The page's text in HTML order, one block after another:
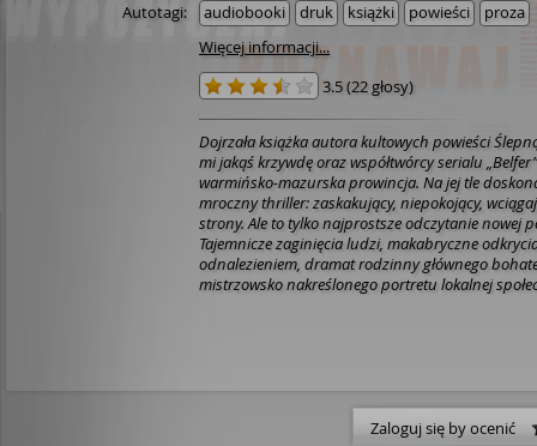
Autotagi: audiobooki druk książki powieści
proza
Więcej informacji...
3.5(22 głosy)
Dojrzała książka autora kultowych powieści
mi jakąś krzywdęoraz współtwórcy serialu „Belfer”
warmińsko-mazurska prowincja. Na jej tle
mroczny thriller: zaskakujący, niepokojący,
strony. Ale to tylko najprostsze odczytanie nowej
Tajemnicze zaginięcia ludzi, makabryczne
odnalezieniem, dramat rodzinny głównego
mistrzowsko nakreślonego portretu lokalnej
losie” i Warszawa jako miejsce, gdzie przyjezdny
wygrać albo przegrać, ale nie może spokojnie żyć.
może być inne zło? Gdzie jest granica w
Zaloguj się by ocenić